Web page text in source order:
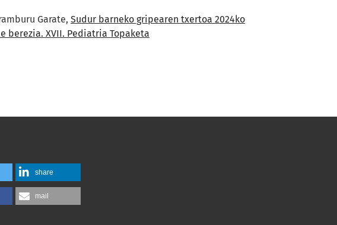
Garate, Sudur barneko gripearen txertoa 2024ko
berezia. XVII. Pediatria Topaketa
share
mail